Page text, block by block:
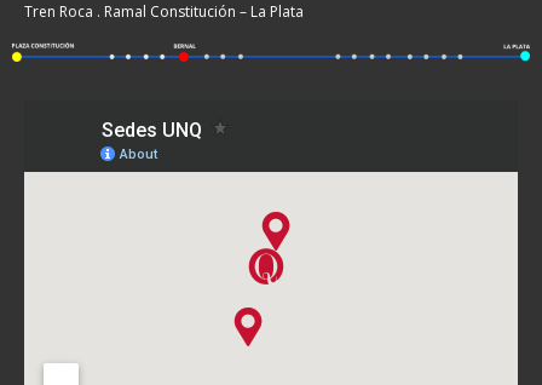
Tren Roca . Ramal Constitución – La Plata